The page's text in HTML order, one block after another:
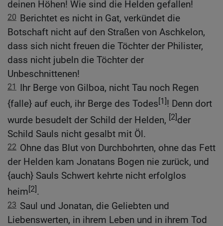
deinen Höhen! Wie sind die Helden gefallen!
20 Berichtet es nicht in Gat, verkündet die
Botschaft nicht auf den Straßen von Aschkelon,
dass sich nicht freuen die Töchter der Philister,
dass nicht jubeln die Töchter der
Unbeschnittenen!
21
Ihr Berge von Gilboa, nicht Tau noch Regen
{falle} auf euch, ihr Berge des Todes[1]! Denn dort
wurde besudelt der Schild der Helden, [2]der
Schild Sauls nicht gesalbt mit Öl.
22 Ohne das Blut von Durchbohrten, ohne das Fett
der Helden kam Jonatans Bogen nie zurück, und
{auch} Sauls Schwert kehrte nicht erfolglos
heim[2].
23 Saul und Jonatan, die Geliebten und
Liebenswerten, in ihrem Leben und in ihrem Tod